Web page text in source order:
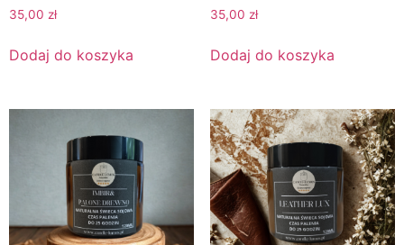
35,00 zł
Dodaj do koszyka
35,00 zł
Dodaj do koszyka